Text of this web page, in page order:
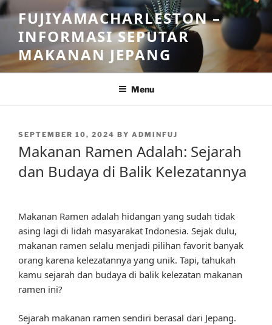
Skip
to
content
FUJIYAMACHARLESTON –
INFORMASI SEPUTAR
MAKANAN JEPANG
Menu
POSTED
SEPTEMBER 10, 2024 BY ADMINFUJ
Makanan Ramen Adalah: Sejarah
dan Budaya di Balik Kelezatannya
Makanan Ramen adalah hidangan yang sudah tidak
asing lagi di lidah masyarakat Indonesia. Sejak dulu,
makanan ramen selalu menjadi pilihan favorit banyak
orang karena kelezatannya yang unik. Tapi, tahukah
kamu sejarah dan budaya di balik kelezatan makanan
ramen ini?
Sejarah makanan ramen sendiri berasal dari Jepang.